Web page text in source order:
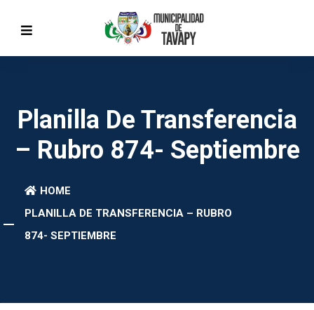
Planilla De Transferencia
– Rubro 874- Septiembre
HOME
PLANILLA DE TRANSFERENCIA – RUBRO
874- SEPTIEMBRE